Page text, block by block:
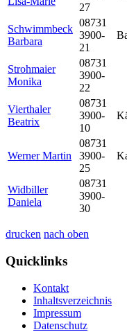
27
Schwimmbeck
Barbara
08731
3900-
21
Strohmaier
Monika
08731
3900-
22
Vierthaler
Beatrix
08731
3900-
10
Werner Martin
08731
3900-
25
Widbiller
Daniela
08731
3900-
30
drucken nach oben
Quicklinks
Kontakt
Inhaltsverzeichnis
Impressum
Datenschutz